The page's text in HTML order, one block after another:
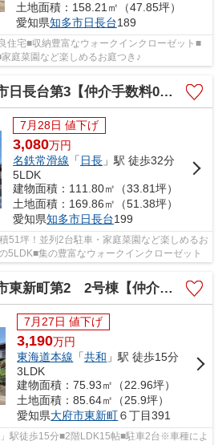
土地面積：158.21㎡（47.85坪）
愛知県知多市日長台189
住宅■収納豊富なウォークインクローゼット■
庭菜園など楽しめるお庭つき♪
日長台第3【仲介手数料0円】
7月28日 値下げ
3,080万円
名鉄常滑線 「 日長 」駅 徒歩32分
5LDK
建物面積：111.80㎡（33.81坪）
土地面積：169.86㎡（51.38坪）
愛知県知多市日長台199
51坪！並列2台駐車・家庭菜園など楽しめるお
5LDK■集の豊富なウォークインクローゼット
新町第2 2号棟【仲介手数料0円】
7月27日 値下げ
3,190万円
東海道本線 「共和 」駅 徒歩15分
3LDK
建物面積：75.93㎡（22.96坪）
土地面積：85.64㎡（25.9坪）
愛知県大府市東新町６丁目391
駅徒歩15分■2階LDK15帖■駐車2台※車種によ